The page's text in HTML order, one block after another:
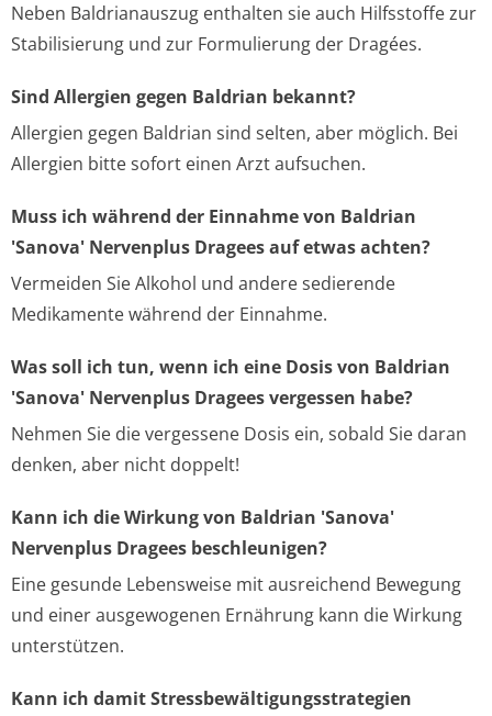
Neben Baldrianauszug enthalten sie auch Hilfsstoffe zur
Stabilisierung und zur Formulierung der Dragées.
Sind Allergien gegen Baldrian bekannt?
Allergien gegen Baldrian sind selten, aber möglich. Bei
Allergien bitte sofort einen Arzt aufsuchen.
Muss ich während der Einnahme von Baldrian
'Sanova' Nervenplus Dragees auf etwas achten?
Vermeiden Sie Alkohol und andere sedierende
Medikamente während der Einnahme.
Was soll ich tun, wenn ich eine Dosis von Baldrian
'Sanova' Nervenplus Dragees vergessen habe?
Nehmen Sie die vergessene Dosis ein, sobald Sie daran
denken, aber nicht doppelt!
Kann ich die Wirkung von Baldrian 'Sanova'
Nervenplus Dragees beschleunigen?
Eine gesunde Lebensweise mit ausreichend Bewegung
und einer ausgewogenen Ernährung kann die Wirkung
unterstützen.
Kann ich damit Stressbewältigungsstrategien